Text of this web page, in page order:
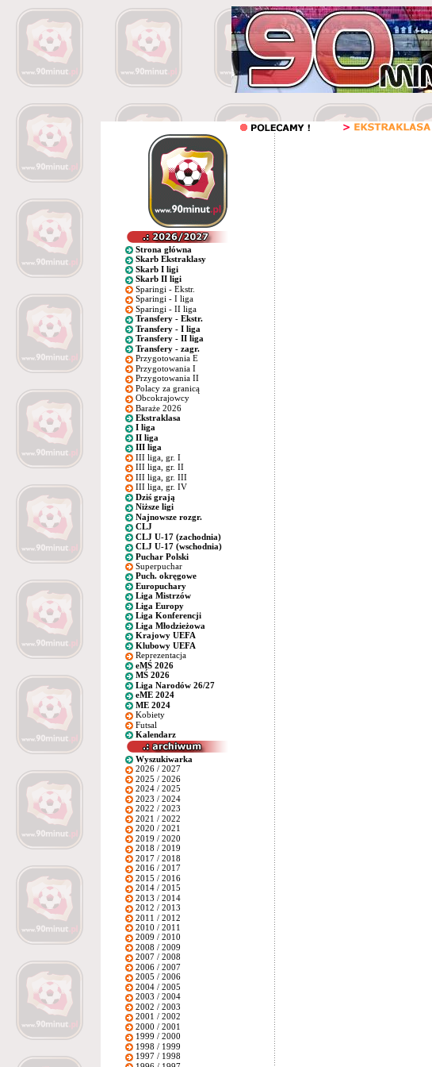
Strona główna
Skarb Ekstraklasy
Skarb I ligi
Skarb II ligi
Sparingi - Ekstr.
Sparingi - I liga
Sparingi - II liga
Transfery - Ekstr.
Transfery - I liga
Transfery - II liga
Transfery - zagr.
Przygotowania E
Przygotowania I
Przygotowania II
Polacy za granicą
Obcokrajowcy
Baraże 2026
Ekstraklasa
I liga
II liga
III liga
III liga, gr. I
III liga, gr. II
III liga, gr. III
III liga, gr. IV
Dziś grają
Niższe ligi
Najnowsze rozgr.
CLJ
CLJ U-17 (zachodnia)
CLJ U-17 (wschodnia)
Puchar Polski
Superpuchar
Puch. okręgowe
Europuchary
Liga Mistrzów
Liga Europy
Liga Konferencji
Liga Młodzieżowa
Krajowy UEFA
Klubowy UEFA
Reprezentacja
eMŚ 2026
MŚ 2026
Liga Narodów 26/27
eME 2024
ME 2024
Kobiety
Futsal
Kalendarz
Wyszukiwarka
2026 / 2027
2025 / 2026
2024 / 2025
2023 / 2024
2022 / 2023
2021 / 2022
2020 / 2021
2019 / 2020
2018 / 2019
2017 / 2018
2016 / 2017
2015 / 2016
2014 / 2015
2013 / 2014
2012 / 2013
2011 / 2012
2010 / 2011
2009 / 2010
2008 / 2009
2007 / 2008
2006 / 2007
2005 / 2006
2004 / 2005
2003 / 2004
2002 / 2003
2001 / 2002
2000 / 2001
1999 / 2000
1998 / 1999
1997 / 1998